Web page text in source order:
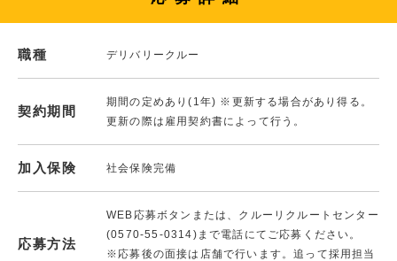
職種 デリバリークルー
契約期間
期間の定めあり(1年) ※更新する場合があり得る。
更新の際は雇用契約書によって行う。
加入保険 社会保険完備
応募方法
WEB応募ボタンまたは、クルーリクルートセンター
(0570-55-0314)まで電話にてご応募ください。
※応募後の面接は店舗で行います。追って採用担当